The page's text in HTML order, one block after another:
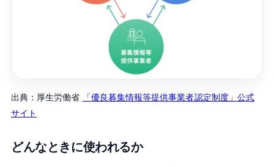
出典：厚生労働省
「優良募集情報等提供事業者認定制度」公式
サイト
どんなときに使われるか